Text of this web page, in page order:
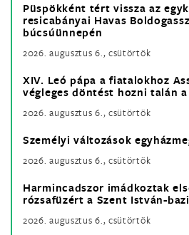
Püspökként tért vissza az
resicabányai Havas
búcsúünnepén
2026. augusztus 6., csütörtök
XIV. Leó pápa a fiatalokhoz
végleges döntést hozni talán
2026. augusztus 6., csütörtök
Személyi változások
2026. augusztus 6., csütörtök
Harmincadszor imádkoztak
rózsafüzért a Szent István-
2026. augusztus 6., csütörtök